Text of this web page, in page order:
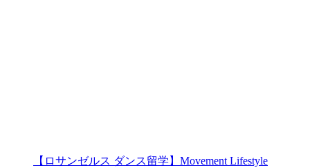
【ロサンゼルス ダンス留学】Movement Lifestyle